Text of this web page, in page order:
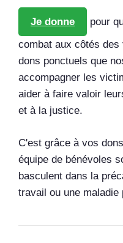
Je donne
pour
combat aux côtés
dons ponctuels que
accompagner les
aider à faire valoir
et à la justice.
C'est grâce à vos
équipe de bénévoles
basculent dans la
travail ou une maladie